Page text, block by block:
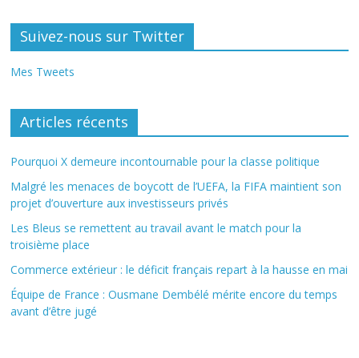
Suivez-nous sur Twitter
Mes Tweets
Articles récents
Pourquoi X demeure incontournable pour la classe politique
Malgré les menaces de boycott de l’UEFA, la FIFA maintient son
projet d’ouverture aux investisseurs privés
Les Bleus se remettent au travail avant le match pour la
troisième place
Commerce extérieur : le déficit français repart à la hausse en mai
Équipe de France : Ousmane Dembélé mérite encore du temps
avant d’être jugé